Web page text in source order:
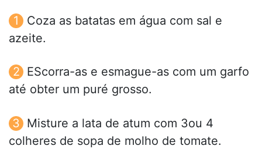
Coza as batatas em água com sal e
azeite.
EScorra-as e esmague-as com um garfo
até obter um puré grosso.
Misture a lata de atum com 3ou 4
colheres de sopa de molho de tomate.